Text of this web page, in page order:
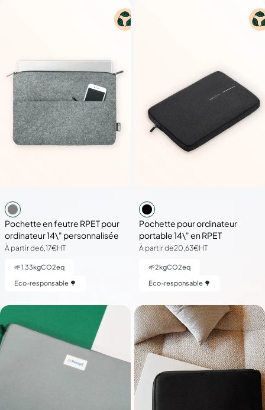
Pochette en feutre RPET pour
ordinateur 14\" personnalisée
À partir de6,17€HT
🌱1.33kgCO2eq
Eco-responsable 🌳
Pochette pour ordinateur
portable 14\" en RPET
À partir de20,63€HT
🌱2kgCO2eq
Eco-responsable 🌳